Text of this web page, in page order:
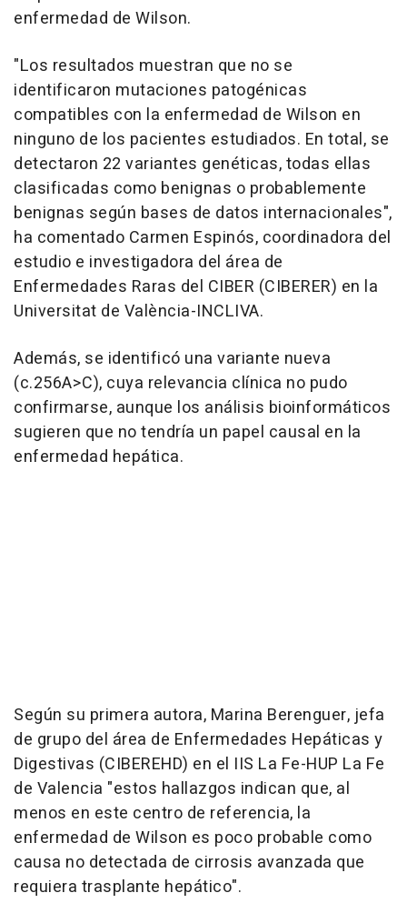
enfermedad de Wilson.
"Los resultados muestran que no se
identificaron mutaciones patogénicas
compatibles con la enfermedad de Wilson en
ninguno de los pacientes estudiados. En total, se
detectaron 22 variantes genéticas, todas ellas
clasificadas como benignas o probablemente
benignas según bases de datos internacionales",
ha comentado Carmen Espinós, coordinadora del
estudio e investigadora del área de
Enfermedades Raras del CIBER (CIBERER) en la
Universitat de València-INCLIVA.
Además, se identificó una variante nueva
(c.256A>C), cuya relevancia clínica no pudo
confirmarse, aunque los análisis bioinformáticos
sugieren que no tendría un papel causal en la
enfermedad hepática.
Según su primera autora, Marina Berenguer, jefa
de grupo del área de Enfermedades Hepáticas y
Digestivas (CIBEREHD) en el IIS La Fe-HUP La Fe
de Valencia "estos hallazgos indican que, al
menos en este centro de referencia, la
enfermedad de Wilson es poco probable como
causa no detectada de cirrosis avanzada que
requiera trasplante hepático".